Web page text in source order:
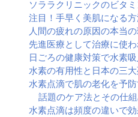
を
還
元
で
き
る
ソララクリニックのビタ
注目！手早く美肌になる方
人間の疲れの原因の本当
先進医療として治療に使
日ごろの健康対策で水素
水素の有用性と日本の三大
水素点滴で肌の老化を予
話題のケア法とその仕
水素点滴は頻度の違いで